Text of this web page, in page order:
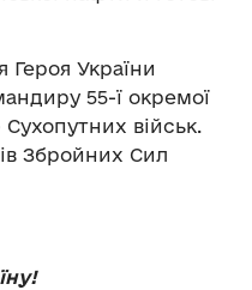
України
55-ї окремої
військ.
Збройних Сил